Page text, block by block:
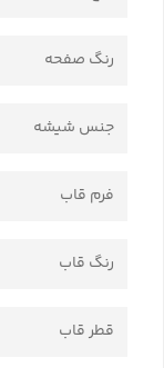
رنگ صفحه
جنس شیشه
فرم قاب
رنگ قاب
قطر قاب